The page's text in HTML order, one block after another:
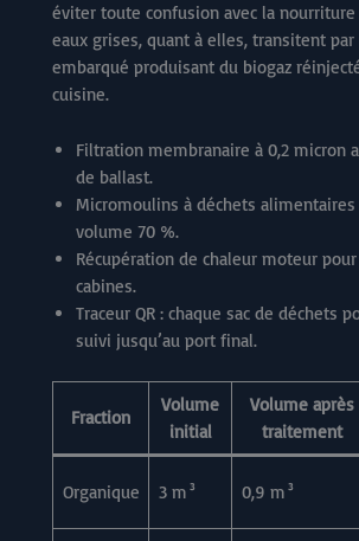
éviter toute confusion avec la nourriture
eaux grises, quant à elles, transitent
embarqué produisant du biogaz
cuisine.
Filtration membranaire à 0,2 micron
de ballast.
Micromoulins à déchets
volume 70 %.
Récupération de chaleur moteur
cabines.
Traceur QR : chaque sac de déchets
suivi jusqu’au port final.
Fraction
Volume
initial
Volume après
traitement
Organique 3 m³ 0,9 m³